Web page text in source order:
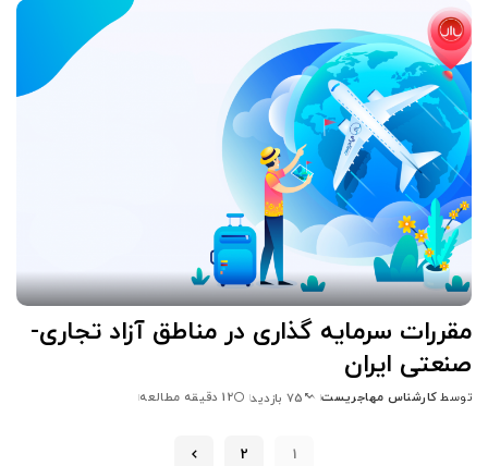
توسط
مقررات سرمایه گذاری در مناطق آزاد تجاری-
صنعتی ایران
ارسال
توسط کارشناس مهاجریست 75 بازدید 12 دقیقه مطالعه
1
2